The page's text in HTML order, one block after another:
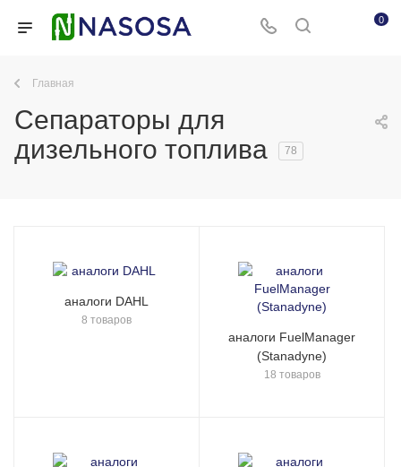
0
Главная
Сепараторы для
дизельного топлива
78
аналоги DAHL
8 товаров
аналоги FuelManager
(Stanadyne)
18 товаров